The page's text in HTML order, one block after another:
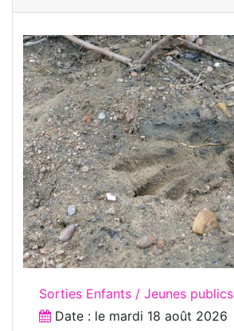
Sorties Enfants / Jeunes publics
Date : le mardi 18 août 2026